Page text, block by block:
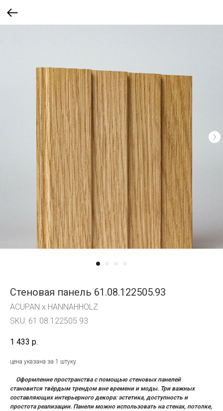
Стеновая панель 61.08.122505.93
ACUPAN x HANNAHHOLZ
SKU: 61.08.122505.93
1 433 р.
цена указана за 1 штуку.
Оформление пространства с помощью стеновых панелей
становится твёрдым трендом вне времени и моды. Три важных
составляющих интерьерного декора: эстетика, доступность и
простота реализации. Панели можно использовать на стенах, потолке,